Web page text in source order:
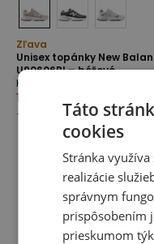
Zľava
Unisex topánky New
U90606BI – béžové
Kolekcie U9060
130,00 €
-
Táto
cookies
Stránka
realizácie
správnym
prispôsobením
prieskumom